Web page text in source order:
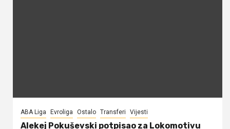
ABA Liga Evroliga Ostalo Transferi Vijesti
Alekej Pokuševski potpisao za Lokomotivu